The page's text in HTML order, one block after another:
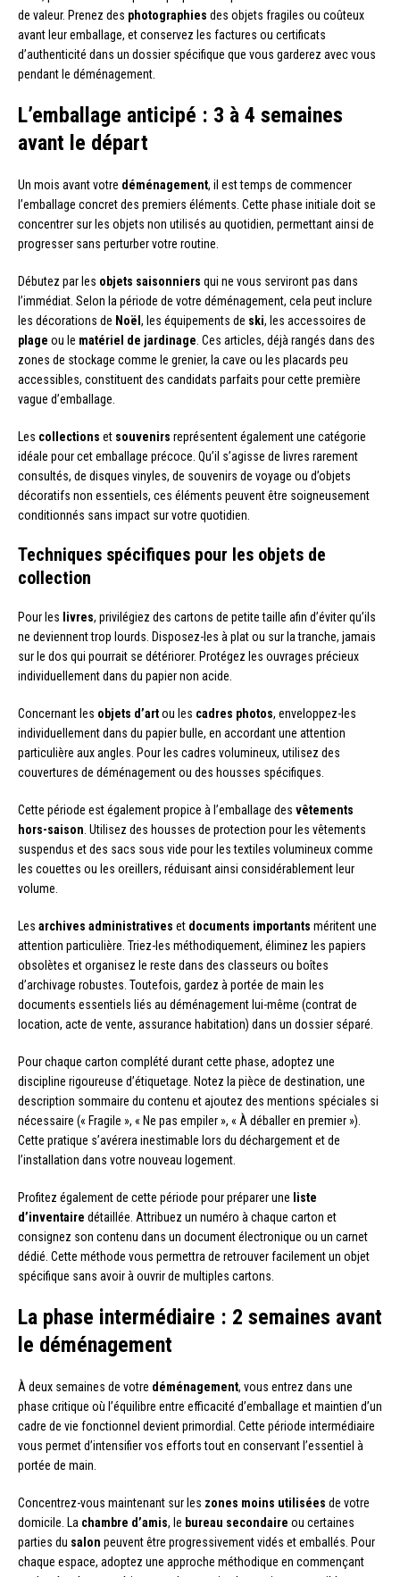
de valeur. Prenez des photographies des objets fragiles ou coûteux
avant leur emballage, et conservez les factures ou certificats
d’authenticité dans un dossier spécifique que vous garderez avec vous
pendant le déménagement.
L’emballage anticipé : 3 à 4 semaines
avant le départ
Un mois avant votre déménagement, il est temps de commencer
l’emballage concret des premiers éléments. Cette phase initiale doit se
concentrer sur les objets non utilisés au quotidien, permettant ainsi de
progresser sans perturber votre routine.
Débutez par les objets saisonniers qui ne vous serviront pas dans
l’immédiat. Selon la période de votre déménagement, cela peut inclure
les décorations de Noël , les équipements de ski, les accessoires de
plage ou le matériel de jardinage . Ces articles, déjà rangés dans des
zones de stockage comme le grenier, la cave ou les placards peu
accessibles, constituent des candidats parfaits pour cette première
vague d’emballage.
Les collections et souvenirs représentent également une catégorie
idéale pour cet emballage précoce. Qu’il s’agisse de livres rarement
consultés, de disques vinyles, de souvenirs de voyage ou d’objets
décoratifs non essentiels, ces éléments peuvent être soigneusement
conditionnés sans impact sur votre quotidien.
Techniques spécifiques pour les objets de
collection
Pour les livres, privilégiez des cartons de petite taille afin d’éviter qu’ils
ne deviennent trop lourds. Disposez-les à plat ou sur la tranche, jamais
sur le dos qui pourrait se détériorer. Protégez les ouvrages précieux
individuellement dans du papier non acide.
Concernant les objets d’artou les cadres photos, enveloppez-les
individuellement dans du papier bulle, en accordant une attention
particulière aux angles. Pour les cadres volumineux, utilisez des
couvertures de déménagement ou des housses spécifiques.
Cette période est également propice à l’emballage des vêtements
hors-saison . Utilisez des housses de protection pour les vêtements
suspendus et des sacs sous vide pour les textiles volumineux comme
les couettes ou les oreillers, réduisant ainsi considérablement leur
volume.
Les archives administratives et documents importants méritent une
attention particulière. Triez-les méthodiquement, éliminez les papiers
obsolètes et organisez le reste dans des classeurs ou boîtes
d’archivage robustes. Toutefois, gardez à portée de main les
documents essentiels liés au déménagement lui-même (contrat de
location, acte de vente, assurance habitation) dans un dossier séparé.
Pour chaque carton complété durant cette phase, adoptez une
discipline rigoureuse d’étiquetage. Notez la pièce de destination, une
description sommaire du contenu et ajoutez des mentions spéciales si
nécessaire (« Fragile », « Ne pas empiler », « À déballer en premier »).
Cette pratique s’avérera inestimable lors du déchargement et de
l’installation dans votre nouveau logement.
Profitez également de cette période pour préparer une liste
d’inventaire détaillée. Attribuez un numéro à chaque carton et
consignez son contenu dans un document électronique ou un carnet
dédié. Cette méthode vous permettra de retrouver facilement un objet
spécifique sans avoir à ouvrir de multiples cartons.
La phase intermédiaire : 2 semaines avant
le déménagement
À deux semaines de votre déménagement, vous entrez dans une
phase critique où l’équilibre entre efficacité d’emballage et maintien d’un
cadre de vie fonctionnel devient primordial. Cette période intermédiaire
vous permet d’intensifier vos efforts tout en conservant l’essentiel à
portée de main.
Concentrez-vous maintenant sur les zones moins utilisées de votre
domicile. La chambre d’amis, le bureau secondaire ou certaines
parties du salon peuvent être progressivement vidés et emballés. Pour
chaque espace, adoptez une approche méthodique en commençant